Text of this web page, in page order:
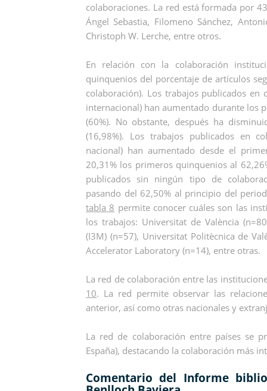
colaboraciones. La red está formada por
Ángel Sebastia, Filomeno Sánchez,
Christoph W. Lerche, entre otros.
En relación con la colaboración
quinquenios del porcentaje de artículos
colaboración). Los trabajos publicados en
internacional) han aumentado durante los
(60%). No obstante, después ha
(16,98%). Los trabajos publicados en
nacional) han aumentado desde el
20,31% los primeros quinquenios al
publicados sin ningún tipo de
pasando del 62,50% al principio del
tabla 8 permite conocer cuáles son las
los trabajos: Universitat de València
(I3M) (n=57), Universitat Politècnica de
Accelerator Laboratory (n=14), entre otras.
La red de colaboración entre las
10. La red permite observar las
anterior, así como otras nacionales y
La red de colaboración entre países se
España), destacando la colaboración más
Comentario del Informe